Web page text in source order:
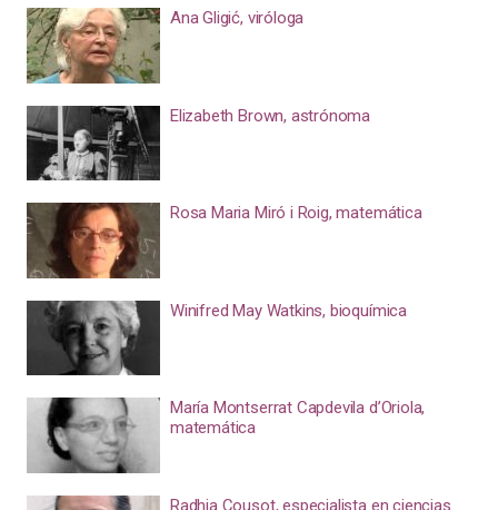
Ana Gligić, viróloga
Elizabeth Brown, astrónoma
Rosa Maria Miró i Roig, matemática
Winifred May Watkins, bioquímica
María Montserrat Capdevila d’Oriola,
matemática
Radhia Cousot, especialista en ciencias